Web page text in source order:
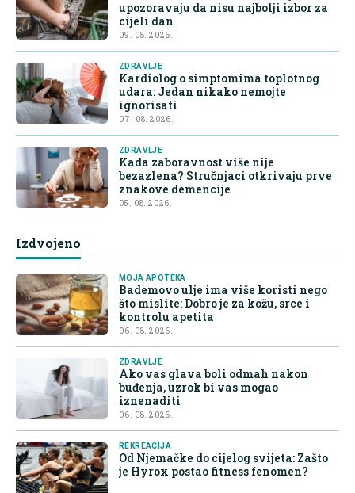
upozoravaju da nisu najbolji izbor za
cijeli dan
09. 08. 2026.
ZDRAVLJE
Kardiolog o simptomima toplotnog
udara: Jedan nikako nemojte
ignorisati
07. 08. 2026.
ZDRAVLJE
Kada zaboravnost više nije
bezazlena? Stručnjaci otkrivaju prve
znakove demencije
05. 08. 2026.
Izdvojeno
MOJA APOTEKA
Bademovo ulje ima više koristi nego
što mislite: Dobro je za kožu, srce i
kontrolu apetita
06. 08. 2026.
ZDRAVLJE
Ako vas glava boli odmah nakon
buđenja, uzrok bi vas mogao
iznenaditi
06. 08. 2026.
REKREACIJA
Od Njemačke do cijelog svijeta: Zašto
je Hyrox postao fitness fenomen?